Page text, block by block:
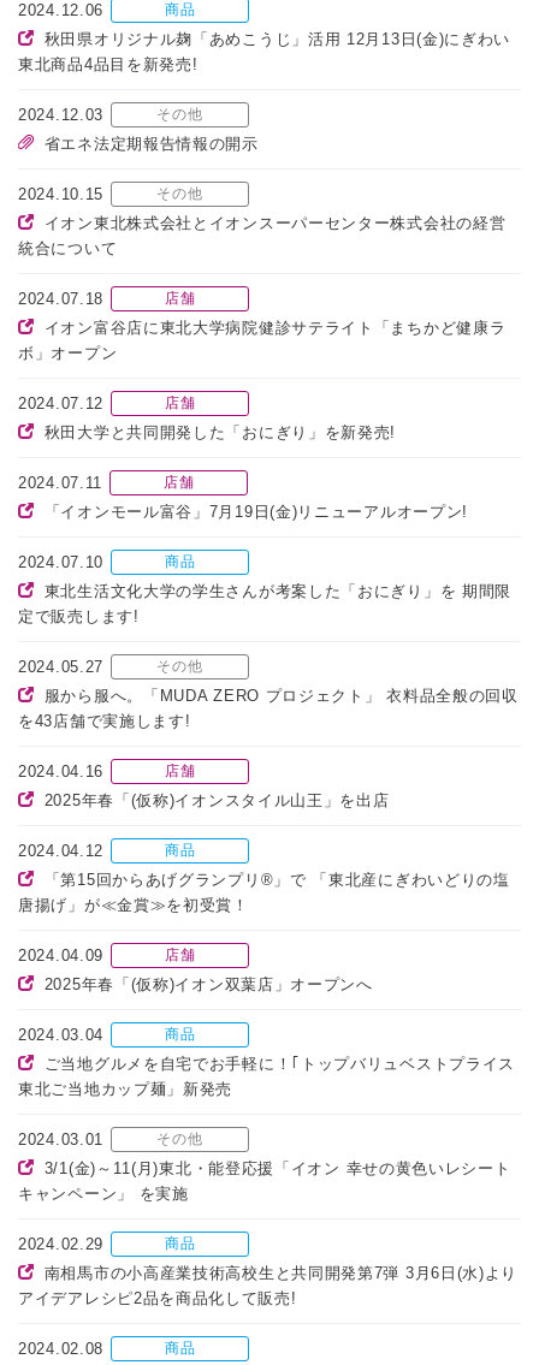
2024.12.06 商品
秋田県オリジナル麹「あめこうじ」活用 12月13日(金)にぎわい
東北商品4品目を新発売!
2024.12.03 その他
省エネ法定期報告情報の開示
2024.10.15 その他
イオン東北株式会社とイオンスーパーセンター株式会社の経営
統合について
2024.07.18 店舗
イオン富谷店に東北大学病院健診サテライト「まちかど健康ラ
ボ」オープン
2024.07.12 店舗
秋田大学と共同開発した「おにぎり」を新発売!
2024.07.11 店舗
「イオンモール富谷」7月19日(金)リニューアルオープン!
2024.07.10 商品
東北生活文化大学の学生さんが考案した「おにぎり」を 期間限
定で販売します!
2024.05.27 その他
服から服へ。「MUDA ZERO プロジェクト」 衣料品全般の回収
を43店舗で実施します!
2024.04.16 店舗
2025年春「(仮称)イオンスタイル山王」を出店
2024.04.12 商品
「第15回からあげグランプリ®」で 「東北産にぎわいどりの塩
唐揚げ」が≪金賞≫を初受賞！
2024.04.09 店舗
2025年春「(仮称)イオン双葉店」オープンへ
2024.03.04 商品
ご当地グルメを自宅でお手軽に！｢トップバリュベストプライス
東北ご当地カップ麺」新発売
2024.03.01 その他
3/1(金)～11(月)東北・能登応援「イオン 幸せの黄色いレシート
キャンペーン」 を実施
2024.02.29 商品
南相馬市の小高産業技術高校生と共同開発第7弾 3月6日(水)より
アイデアレシピ2品を商品化して販売!
2024.02.08 商品